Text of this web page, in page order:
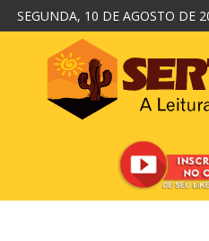
SEGUNDA, 10 DE AGOSTO DE